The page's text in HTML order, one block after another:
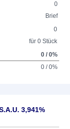
0
Brief
0
für 0 Stück
0 / 0%
0 / 0%
3,941%